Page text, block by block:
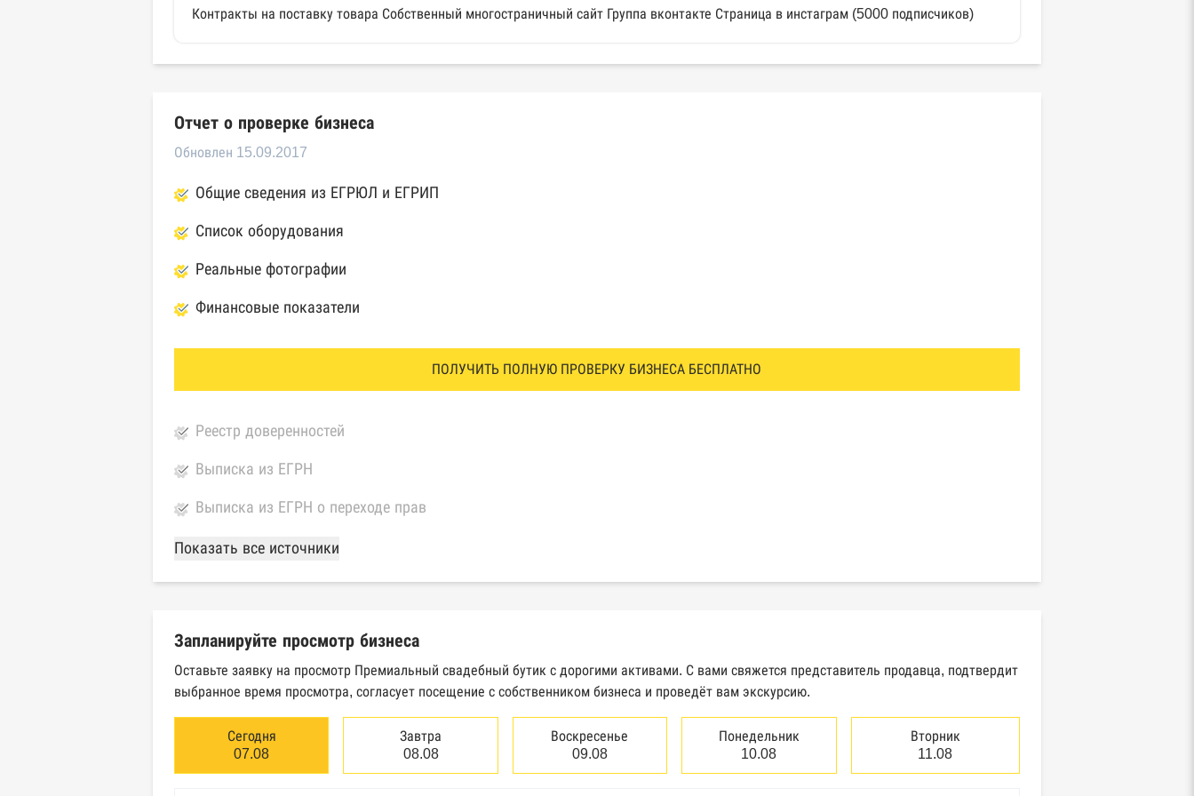
Контракты на поставку товара Собственный многостраничный сайт Группа вконтакте Страница в инстаграм (5000 подписчиков)
Отчет о проверке бизнеса
Обновлен 15.09.2017
Общие сведения из ЕГРЮЛ и ЕГРИП
Список оборудования
Реальные фотографии
Финансовые показатели
ПОЛУЧИТЬ ПОЛНУЮ ПРОВЕРКУ БИЗНЕСА БЕСПЛАТНО
Реестр доверенностей
Выписка из ЕГРН
Выписка из ЕГРН о переходе прав
База Росстата
Реестры ЕГРЮЛ и ЕГРИП Федеральной налоговой службы России
Картотека арбитражных дел Высшего арбитражного суда
Единый федеральный реестр сведений о банкротстве юридических лиц
Единый федеральный реестр сведений о банкротстве физических лиц
Реестр товарных знаков и знаков обслуживания Роспатента
Показать все источники
Запланируйте просмотр бизнеса
Оставьте заявку на просмотр Премиальный свадебный бутик с дорогими активами. С вами свяжется представитель продавца, подтвердит
выбранное время просмотра, согласует посещение с собственником бизнеса и проведёт вам экскурсию.
Сегодня
07.08
Завтра
08.08
Воскресенье
09.08
Понедельник
10.08
Вторник
11.08